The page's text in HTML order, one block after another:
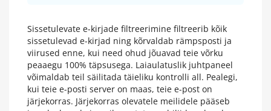
Sissetulevate e-kirjade filtreerimine filtreerib kõik
sissetulevad e-kirjad ning kõrvaldab rämpsposti ja
viirused enne, kui need ohud jõuavad teie võrku
peaaegu 100% täpsusega. Laiaulatuslik juhtpaneel
võimaldab teil säilitada täieliku kontrolli all. Pealegi,
kui teie e-posti server on maas, teie e-post on
järjekorras. Järjekorras olevatele meilidele pääseb